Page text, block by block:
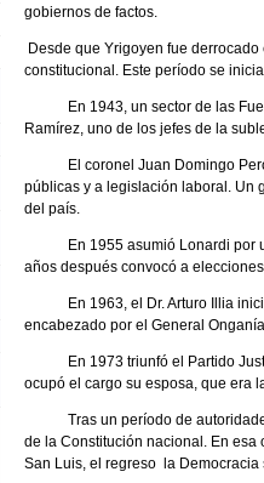
gobiernos de factos.
Desde que Yrigoyen fue
constitucional. Este período se
En 1943, un sector de las
Ramírez, uno de los jefes de la
El coronel Juan Domingo Perón
públicas y a legislación laboral. Un
del país.
En 1955 asumió Lonardi por
años después convocó a
En 1963, el Dr. Arturo Illia inicia
encabezado por el General
En 1973 triunfó el Partido
ocupó el cargo su esposa, que era
Tras un período de autoridades
de la Constitución nacional. En esa
San Luis, el regreso la Democracia